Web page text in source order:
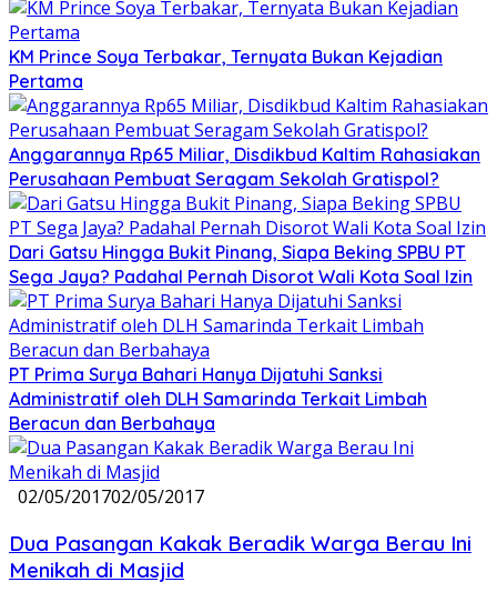
KM Prince Soya Terbakar, Ternyata Bukan Kejadian
Pertama
Anggarannya Rp65 Miliar, Disdikbud Kaltim Rahasiakan
Perusahaan Pembuat Seragam Sekolah Gratispol?
Dari Gatsu Hingga Bukit Pinang, Siapa Beking SPBU PT
Sega Jaya? Padahal Pernah Disorot Wali Kota Soal Izin
PT Prima Surya Bahari Hanya Dijatuhi Sanksi
Administratif oleh DLH Samarinda Terkait Limbah
Beracun dan Berbahaya
02/05/201702/05/2017
Dua Pasangan Kakak Beradik Warga Berau Ini
Menikah di Masjid